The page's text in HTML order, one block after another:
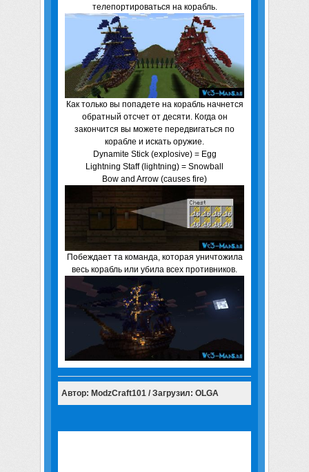
телепортироваться на корабль.
Как только вы попадете на корабль начнется
обратный отсчет от десяти. Когда он
закончится вы можете передвигаться по
корабле и искать оружие.
Dynamite Stick (explosive) = Egg
Lightning Staff (lightning) = Snowball
Bow and Arrow (causes fire)
Побеждает та команда, которая уничтожила
весь корабль или убила всех противников.
Автор: ModzCraft101 / Загрузил: OLGA